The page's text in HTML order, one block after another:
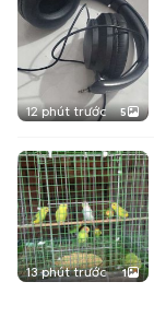
12 phút trước 5
13 phút trước 1